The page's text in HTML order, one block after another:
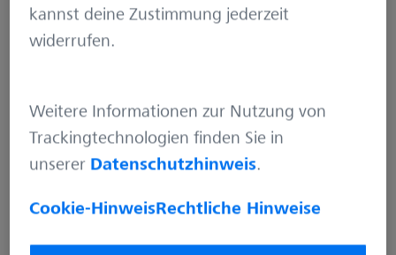
kannst deine Zustimmung jederzeit
widerrufen.
Weitere Informationen zur Nutzung von
Trackingtechnologien finden Sie in
unserer Datenschutzhinweis.
Cookie-HinweisRechtliche Hinweise